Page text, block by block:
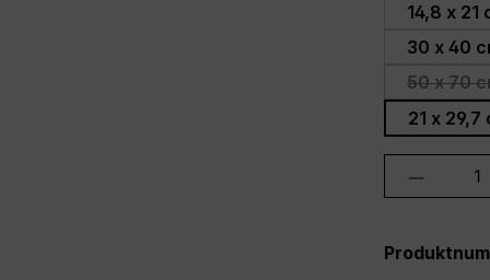
14,8 x 21
30 x 40
50 x 70
21 x 29,7